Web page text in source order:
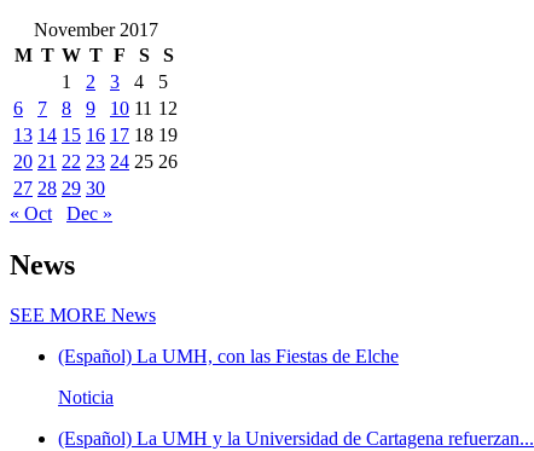
November 2017
M T W T F S
S
1
2 3 4
5
6
7 8 9 10 11 12
13 14 15 16 17 18 19
20 21 22 23 24 25 26
27 28 29 30
« Oct
Dec »
News
SEE MORE News
(Español) La UMH, con las Fiestas de Elche
Noticia
(Español) La UMH y la Universidad de Cartagena refuerzan...